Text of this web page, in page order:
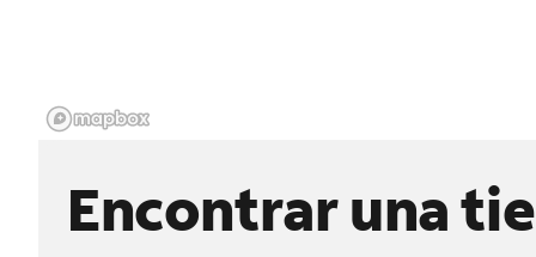
Encontrar una